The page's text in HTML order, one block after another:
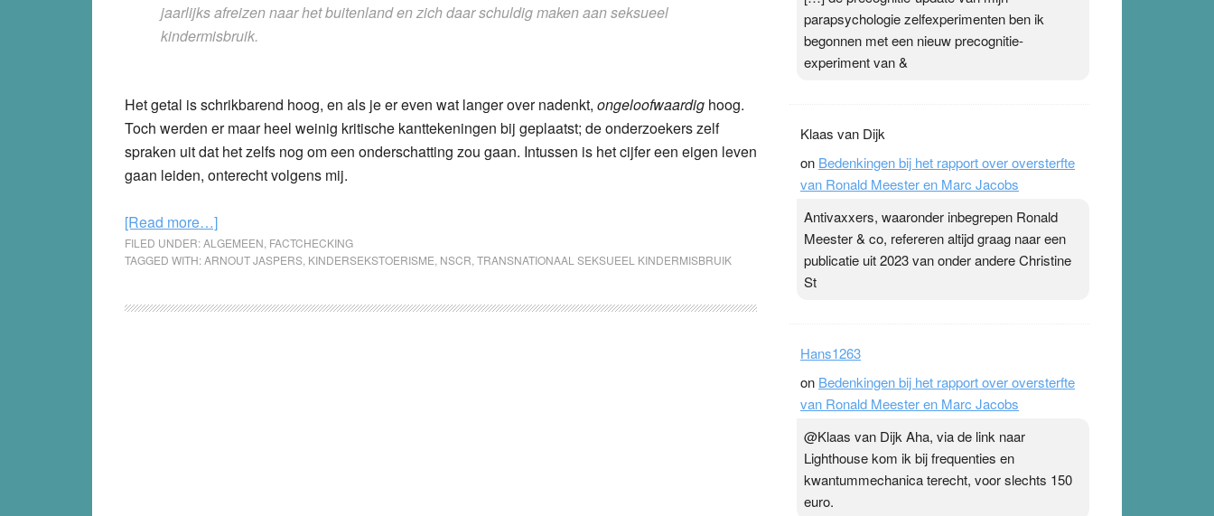
jaarlijks afreizen naar het buitenland en zich daar schuldig maken aan seksueel
kindermisbruik.
Het getal is schrikbarend hoog, en als je er even wat langer over nadenkt, ongeloofwaardig hoog.
Toch werden er maar heel weinig kritische kanttekeningen bij geplaatst; de onderzoekers zelf
spraken uit dat het zelfs nog om een onderschatting zou gaan. Intussen is het cijfer een eigen leven
gaan leiden, onterecht volgens mij.
[Read more…]about
Ondanks
kritiek
hun
FILED UNDER:ALGEMEEN FACTCHECKING
TAGGED WITH:ARNOUT JASPERS KINDERSEKSTOERISME NSCR TRANSNATIONAAL SEKSUEEL KINDERMISBRUIK
zijn. Door…Lees meer Pleisterplakkers in de
topspsort ›[...]
parapsychologie zelfexperimenten ben ik
begonnen met een nieuw precognitie-
experiment van &
Klaas van Dijk
on Bedenkingen bij het rapport over oversterfte
van Ronald Meester en Marc Jacobs
Antivaxxers, waaronder inbegrepen Ronald
Meester & co, refereren altijd graag naar een
publicatie uit 2023 van onder andere Christine
St
Hans1263
on Bedenkingen bij het rapport over oversterfte
van Ronald Meester en Marc Jacobs
@Klaas van Dijk Aha, via de link naar
Lighthouse kom ik bij frequenties en
kwantummechanica terecht, voor slechts 150
euro.